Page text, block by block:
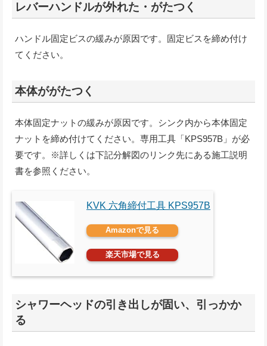
レバーハンドルが外れた・がたつく
ハンドル固定ビスの緩みが原因です。固定ビスを締め付け
てください。
本体ががたつく
本体固定ナットの緩みが原因です。シンク内から本体固定
ナットを締め付けてください。専用工具「KPS957B」が必
要です。※詳しくは下記分解図のリンク先にある施工説明
書を参照ください。
KVK 六角締付工具 KPS957B
Amazonで見る
楽天市場で見る
シャワーヘッドの引き出しが固い、引っかか
る